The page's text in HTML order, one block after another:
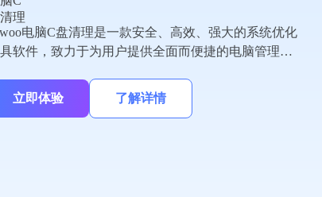
电脑C盘清理是一款安全、高效、强大的系统优化
软件，致力于为用户提供全面而便捷的电脑管理解
、微信/QQ专清、重复文件清理、软件管理等功能
体，可以帮用户轻松清理系统垃圾、管理大文件、
立即体验 了解详情